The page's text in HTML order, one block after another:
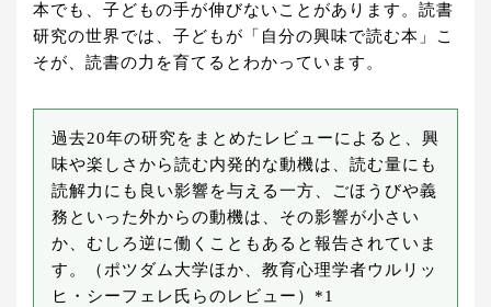
本でも、子どもの手が伸びないことがあります。読書
研究の世界では、子どもが「自分の興味で読む本」こ
そが、読書の力を育てるとわかっています。
過去20年の研究をまとめたレビューによると、興
味や楽しさから読む内発的な動機は、読む量にも
読解力にも良い影響を与える一方、ごほうびや義
務といった外からの動機は、その影響が小さい
か、むしろ逆に働くこともあると報告されていま
す。（ポツダム大学ほか、教育心理学者ウルリッ
ヒ・シーフェレ氏らのレビュー）*1